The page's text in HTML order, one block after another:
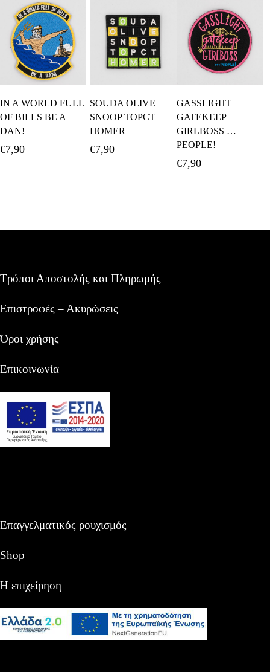
Καλάθι
IN A WORLD FULL
OF BILLS BE A
DAN!
€7,90
Καλάθι
SOUDA OLIVE
SNOOP TOPCT
HOMER
€7,90
Καλάθι
GASSLIGHT
GATEKEEP
GIRLBOSS …
PEOPLE!
€7,90
Τρόποι Αποστολής και Πληρωμής
Επιστροφές – Ακυρώσεις
Όροι χρήσης
Επικοινωνία
Επαγγελματικός ρουχισμός
Shop
Η επιχείρηση